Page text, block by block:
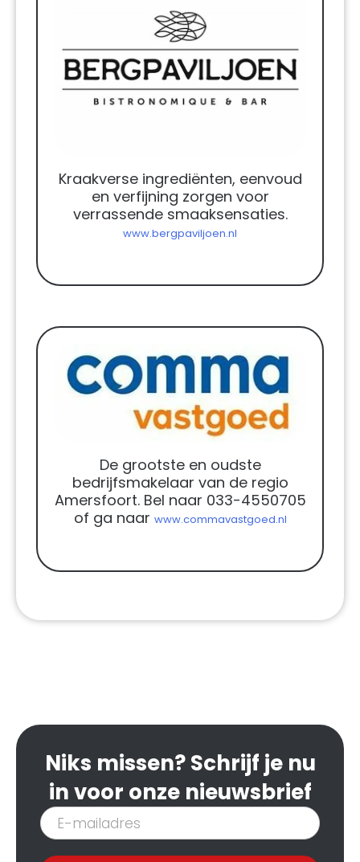
Kraakverse ingrediënten, eenvoud
en verfijning zorgen voor
verrassende smaaksensaties.
www.bergpaviljoen.nl
De grootste en oudste
bedrijfsmakelaar van de regio
Amersfoort. Bel naar 033-4550705
of ga naar www.commavastgoed.nl
Niks missen? Schrijf je nu
in voor onze nieuwsbrief
Inschrijven
nieuwsbrief